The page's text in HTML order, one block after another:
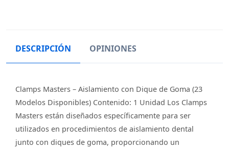
DESCRIPCIÓN OPINIONES
Clamps Masters – Aislamiento con Dique de Goma (23
Modelos Disponibles) Contenido: 1 Unidad Los Clamps
Masters están diseñados específicamente para ser
utilizados en procedimientos de aislamiento dental
junto con diques de goma, proporcionando un